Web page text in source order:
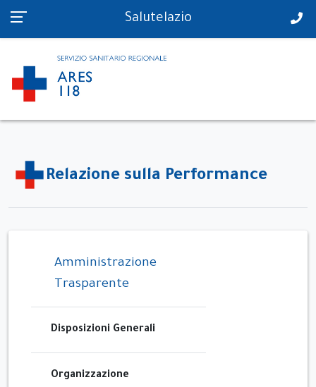
PS in tempo reale Salutelazio
Relazione sulla Performance
Amministrazione
Trasparente
Disposizioni Generali
Organizzazione